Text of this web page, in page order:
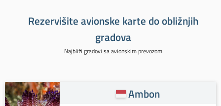
Rezervišite avionske karte do obližnjih
gradova
Najbliži gradovi sa avionskim prevozom
Ambon